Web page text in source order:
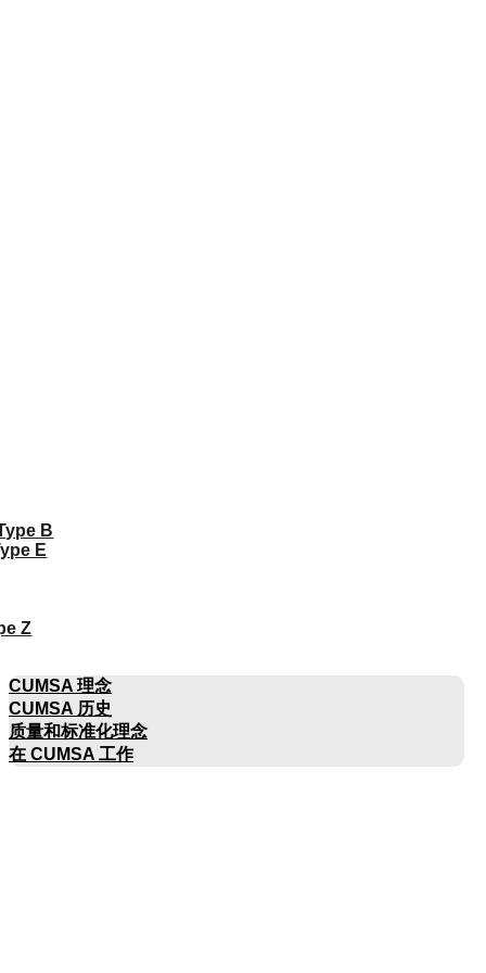
B
E
Z
CUMSA 理念
CUMSA 历史
质量和标准化理念
在 CUMSA 工作